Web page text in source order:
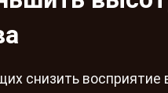
снизить восприятие